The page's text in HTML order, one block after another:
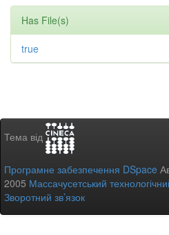
Has File(s)
true
Тема від
Програмне забезпечення DSpace
2005 Массачусетський
Зворотний зв’язок